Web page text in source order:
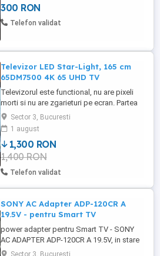
300 RON
Telefon validat
Televizor LED Star-Light, 165 cm
65DM7500 4K 65 UHD TV
Televizorul este functional, nu are pixeli
morti si nu are zgarieturi pe ecran. Partea
de smart este depasita dar se poate
folosi cu un google chromecast, tv box
sau ca TV direct cu cablu, cu sau fara
card CI+ sau cutie HD 4k de la digi.
Personal l-am folosit cu un PC doar pentru
filme, a fost folosit ...
Sector 3, Bucuresti
1 august
1,300 RON
1,400 RON
Telefon validat
SONY AC Adapter ADP-120CR A
19.5V - pentru Smart TV
power adapter pentru Smart TV - SONY
AC ADAPTER ADP-120CR A 19.5V, in stare
de functionare. Poze reale. Pretul este fix.
Sector 3, Bucuresti